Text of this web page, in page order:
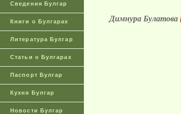
Сведения Булгар
Книги о Булгарах
Литература Булгар
Статьи о Булгарах
Паспорт Булгар
Кухня Булгар
Новости Булгар
Димнура Булатова